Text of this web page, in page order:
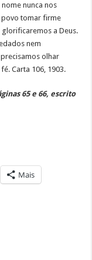
nome nunca nos
povo tomar firme
a Deus.
nem
olhar
Carta 106, 1903.
65 e 66, escrito
Mais